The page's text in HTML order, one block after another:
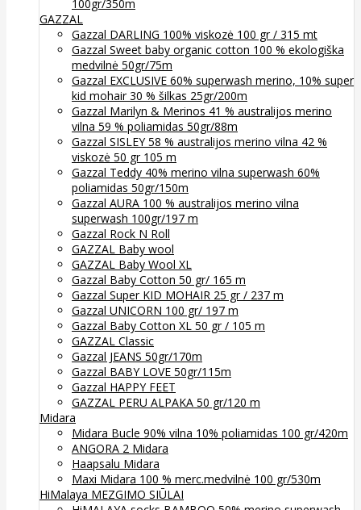
100gr/350m
GAZZAL
Gazzal DARLING 100% viskozė 100 gr / 315 mt
Gazzal Sweet baby organic cotton 100 % ekologiška
medvilnė 50gr/75m
Gazzal EXCLUSIVE 60% superwash merino, 10% super
kid mohair 30 % šilkas 25gr/200m
Gazzal Marilyn & Merinos 41 % australijos merino
vilna 59 % poliamidas 50gr/88m
Gazzal SISLEY 58 % australijos merino vilna 42 %
viskozė 50 gr 105 m
Gazzal Teddy 40% merino vilna superwash 60%
poliamidas 50gr/150m
Gazzal AURA 100 % australijos merino vilna
superwash 100gr/197 m
Gazzal Rock N Roll
GAZZAL Baby wool
GAZZAL Baby Wool XL
Gazzal Baby Cotton 50 gr/ 165 m
Gazzal Super KID MOHAIR 25 gr / 237 m
Gazzal UNICORN 100 gr/ 197 m
Gazzal Baby Cotton XL 50 gr / 105 m
GAZZAL Classic
Gazzal JEANS 50gr/170m
Gazzal BABY LOVE 50gr/115m
Gazzal HAPPY FEET
GAZZAL PERU ALPAKA 50 gr/120 m
Midara
Midara Bucle 90% vilna 10% poliamidas 100 gr/420m
ANGORA 2 Midara
Haapsalu Midara
Maxi Midara 100 % merc.medvilnė 100 gr/530m
HiMalaya MEZGIMO SIŪLAI